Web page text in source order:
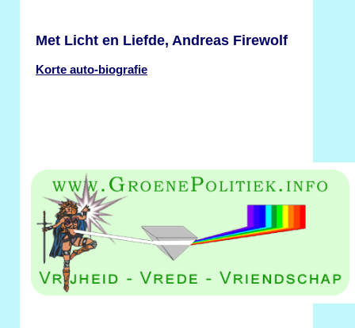
Met Licht en Liefde, Andreas Firewolf
Korte auto-biografie